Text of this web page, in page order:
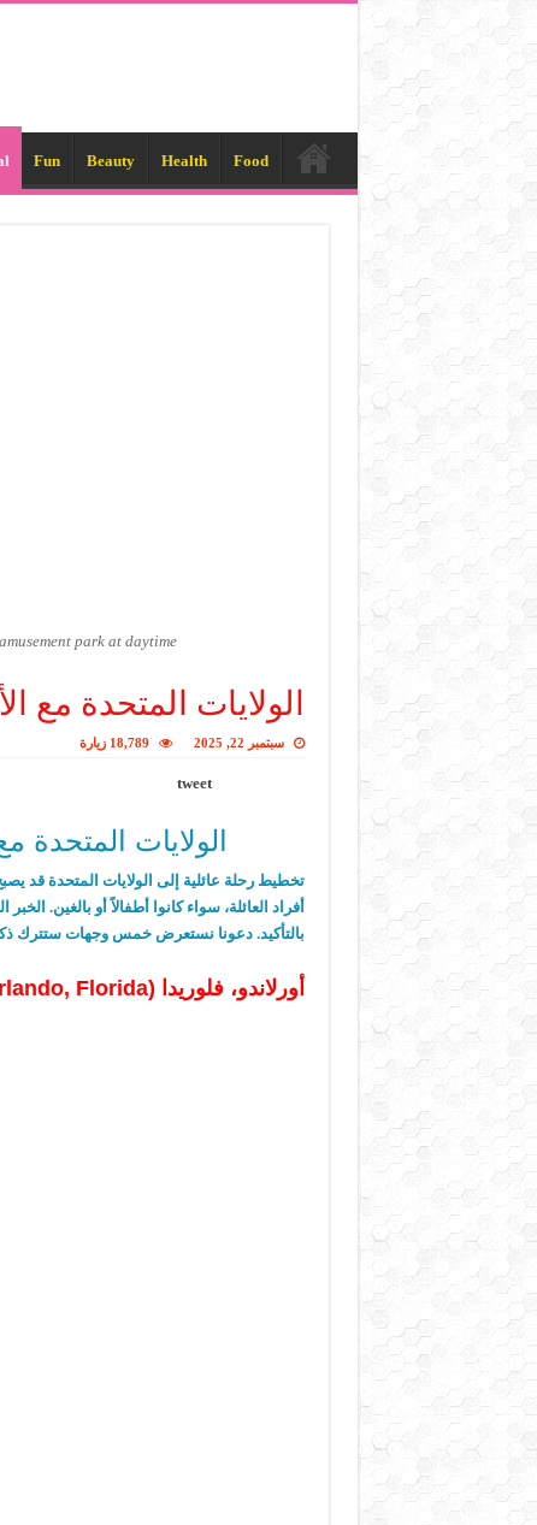
Food
Health
Beauty
Fun
park at daytime.
الولايات المتحدة مع
سبتمبر 22, 2025 18,789 زيارة
tweet
الولايات المتحدة مع
تخطيط رحلة عائلية إلى الولايات المتحدة قد
أفراد العائلة، سواء كانوا أطفالاً أو بالغين. الخبر
بالتأكيد.دعونا نستعرض خمس وجهات ستترك
أورلاندو، فلوريدا (Orlando, Florida) —